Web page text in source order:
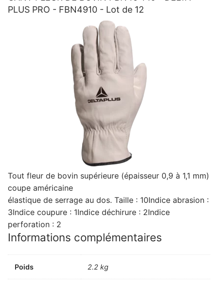
de
PLUS PRO - FBN4910 - Lot de 12
Tout fleur de bovin supérieure (épaisseur 0,9 à 1,1 mm)
coupe américaine
élastique de serrage au dos. Taille : 10Indice abrasion :
3Indice coupure : 1Indice déchirure : 2Indice
perforation : 2
Informations complémentaires
Poids 2.2 kg